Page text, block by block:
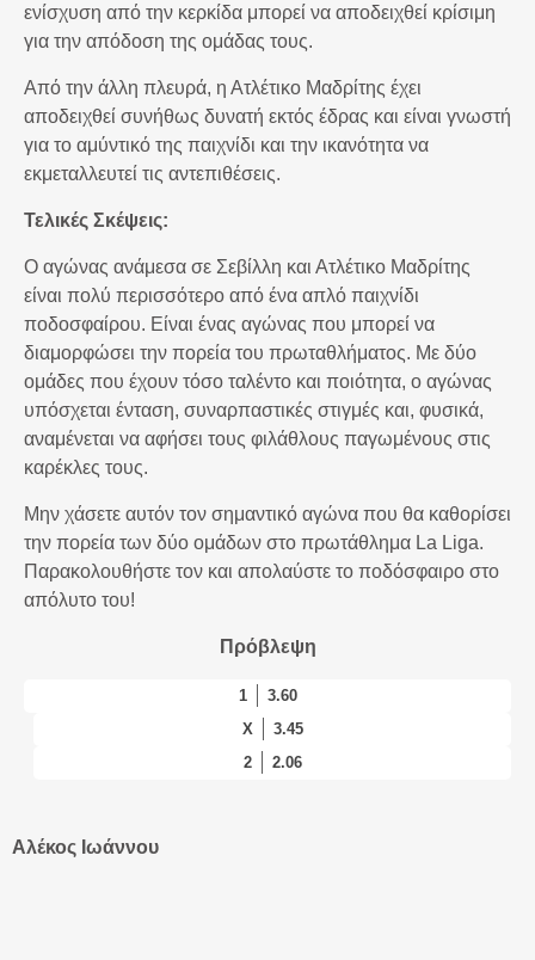
ενίσχυση από την κερκίδα μπορεί να αποδειχθεί κρίσιμη
για την απόδοση της ομάδας τους.
Από την άλλη πλευρά, η Ατλέτικο Μαδρίτης έχει
αποδειχθεί συνήθως δυνατή εκτός έδρας και είναι γνωστή
για το αμύντικό της παιχνίδι και την ικανότητα να
εκμεταλλευτεί τις αντεπιθέσεις.
Τελικές Σκέψεις:
Ο αγώνας ανάμεσα σε Σεβίλλη και Ατλέτικο Μαδρίτης
είναι πολύ περισσότερο από ένα απλό παιχνίδι
ποδοσφαίρου. Είναι ένας αγώνας που μπορεί να
διαμορφώσει την πορεία του πρωταθλήματος. Με δύο
ομάδες που έχουν τόσο ταλέντο και ποιότητα, ο αγώνας
υπόσχεται ένταση, συναρπαστικές στιγμές και, φυσικά,
αναμένεται να αφήσει τους φιλάθλους παγωμένους στις
καρέκλες τους.
Μην χάσετε αυτόν τον σημαντικό αγώνα που θα καθορίσει
την πορεία των δύο ομάδων στο πρωτάθλημα La Liga.
Παρακολουθήστε τον και απολαύστε το ποδόσφαιρο στο
απόλυτο του!
Πρόβλεψη
1
3.60
X
3.45
2
2.06
Αλέκος Ιωάννου